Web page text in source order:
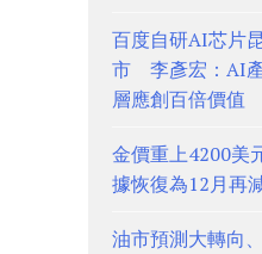
百度自研AI芯片
市 李彥宏：AI
層應創百倍價值
金價重上4200
據恢復為12月再
油市預測大轉向